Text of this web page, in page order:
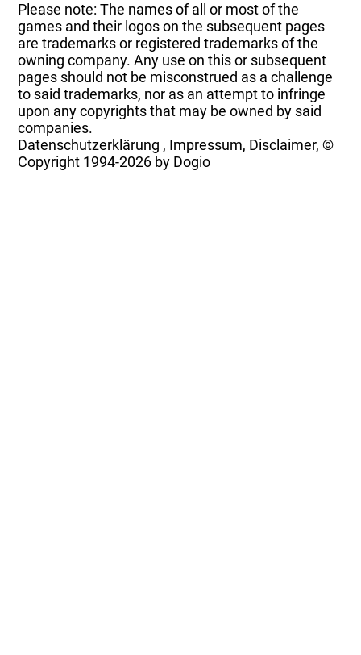
Please note: The names of all or most of the
games and their logos on the subsequent pages
are trademarks or registered trademarks of the
owning company. Any use on this or subsequent
pages should not be misconstrued as a challenge
to said trademarks, nor as an attempt to infringe
upon any copyrights that may be owned by said
companies.
Datenschutzerklärung , Impressum, Disclaimer, ©
Copyright 1994-2026 by Dogio